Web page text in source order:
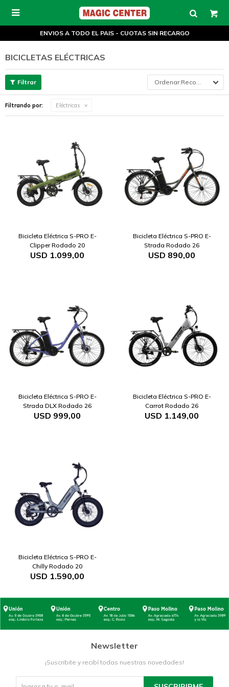

ENVIOS A TODO EL PAIS - CUOTAS SIN RECARGO
BICICLETAS ELÉCTRICAS
Recomendados
Filtrando por: Eléctricas
Bicicleta Eléctrica S-PRO E-
Clipper Rodado 20
USD 1.099,00
Bicicleta Eléctrica S-PRO E-
Strada Rodado 26
USD 890,00
Bicicleta Eléctrica S-PRO E-
Strada DLX Rodado 26
USD 999,00
Bicicleta Eléctrica S-PRO E-
Carrot Rodado 26
USD 1.149,00
Bicicleta Eléctrica S-PRO E-
Chilly Rodado 20
USD 1.590,00
Newsletter
¡Suscribite y recibí todas nuestras novedades!